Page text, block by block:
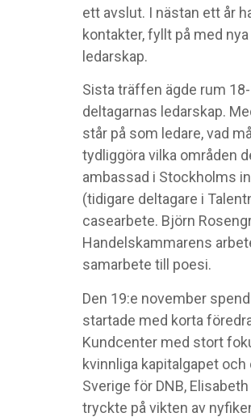
ett avslut. I nästan ett år
kontakter, fyllt på med
ledarskap.
Sista träffen ägde rum
deltagarnas ledarskap.
står på som ledare, vad
tydliggöra vilka områden
ambassad i Stockholms
(tidigare deltagare i
casearbete. Björn
Handelskammarens
samarbete till poesi.
Den 19:e november
startade med korta
Kundcenter med stort
kvinnliga kapitalgapet
Sverige för DNB,
tryckte på vikten av